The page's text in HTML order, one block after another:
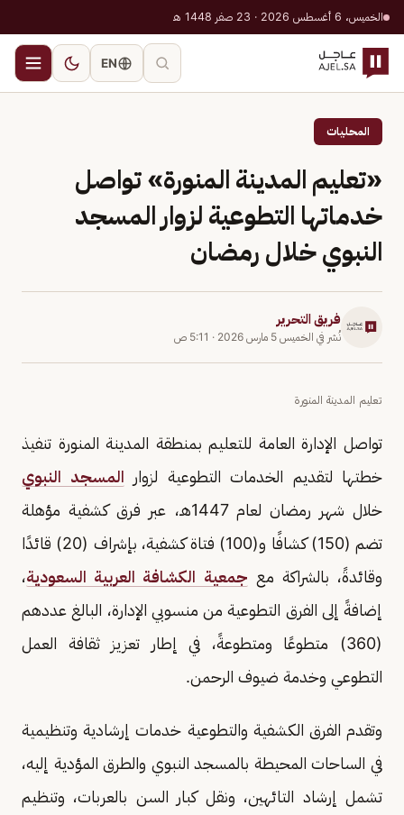
الخميس، 6 أغسطس 2026 · 23 صفر 1448 هـ
EN
المحليات
«تعليم المدينة المنورة» تواصل
خدماتها التطوعية لزوار المسجد
النبوي خلال رمضان
فريق التحرير
نُشر في الخميس 5 مارس 2026 · 5:11 ص
تعليم المدينة المنورة
تواصل الإدارة العامة للتعليم بمنطقة المدينة المنورة تنفيذ
خطتها لتقديم الخدمات التطوعية لزوار المسجد النبوي
خلال شهر رمضان لعام 1447هـ، عبر فرق كشفية مؤهلة
تضم (150) كشافًا و(100) فتاة كشفية، بإشراف (20) قائدًا
وقائدةً، بالشراكة مع جمعية الكشافة العربية السعودية،
إضافةً إلى الفرق التطوعية من منسوبي الإدارة، البالغ عددهم
(360) متطوعًا ومتطوعةً، في إطار تعزيز ثقافة العمل
التطوعي وخدمة ضيوف الرحمن.
وتقدم الفرق الكشفية والتطوعية خدمات إرشادية وتنظيمية
في الساحات المحيطة بالمسجد النبوي والطرق المؤدية إليه،
تشمل إرشاد التائهين، ونقل كبار السن بالعربات، وتنظيم